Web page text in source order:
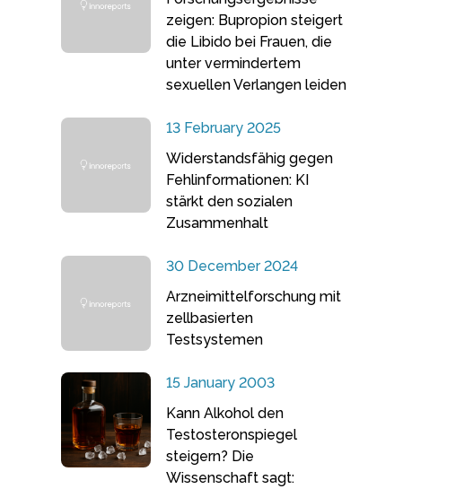
zeigen: Bupropion steigert
die Libido bei Frauen, die
unter vermindertem
sexuellen Verlangen leiden
13 February 2025
Widerstandsfähig gegen
Fehlinformationen: KI
stärkt den sozialen
Zusammenhalt
30 December 2024
Arzneimittelforschung mit
zellbasierten
Testsystemen
15 January 2003
Kann Alkohol den
Testosteronspiegel
steigern? Die
Wissenschaft sagt: